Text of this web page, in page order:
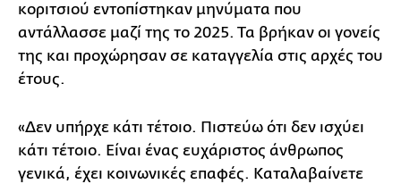
κοριτσιού εντοπίστηκαν μηνύματα που
αντάλλασσε μαζί της το 2025. Τα βρήκαν οι γονείς
της και προχώρησαν σε καταγγελία στις αρχές του
έτους.
«Δεν υπήρχε κάτι τέτοιο. Πιστεύω ότι δεν ισχύει
κάτι τέτοιο. Είναι ένας ευχάριστος άνθρωπος
γενικά, έχει κοινωνικές επαφές. Καταλαβαίνετε